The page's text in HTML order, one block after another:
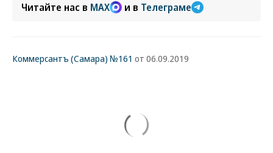
Читайте нас в MAX и в Телеграме
Коммерсантъ (Самара) №161 от 06.09.2019